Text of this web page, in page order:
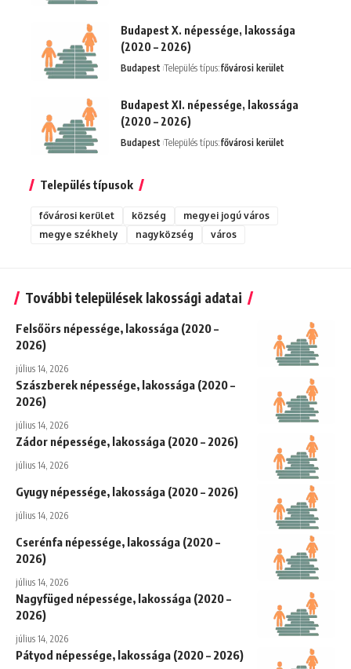
Budapest X. népessége, lakossága
(2020 – 2026)
Budapest Település típus:fővárosi kerület
Budapest XI. népessége, lakossága
(2020 – 2026)
Budapest Település típus:fővárosi kerület
Település típusok
fővárosi kerület község
megyei jogú város
megye székhely
nagyközség város
További települések lakossági adatai
Felsőörs népessége, lakossága (2020 –
2026)
július 14, 2026
Szászberek népessége, lakossága (2020 –
2026)
július 14, 2026
Zádor népessége, lakossága (2020 – 2026)
július 14, 2026
Gyugy népessége, lakossága (2020 – 2026)
július 14, 2026
Cserénfa népessége, lakossága (2020 –
2026)
július 14, 2026
Nagyfüged népessége, lakossága (2020 –
2026)
július 14, 2026
Pátyod népessége, lakossága (2020 – 2026)